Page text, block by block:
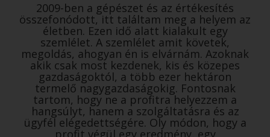
2009-ben a gépészet és az értékesítés
összefonódott, itt találtam meg a helyem az
életben. Ezen idő alatt kialakult egy
szemlélet. A szemlélet amit követek,
megoldás, ahogyan én is elvárnám. Azoknak
akik csak most kezdenek, kis és közepes
gazdaságoktól, a több ezer hektáron
termelő nagygazdaságokig. Fontosnak
tartom, hogy ne a profitra helyezzem a
hangsúlyt, hanem a szolgáltatásra és az
ügyfél elégedettségére. Oly módon, hogy a
profit végül egy eredmény, egy